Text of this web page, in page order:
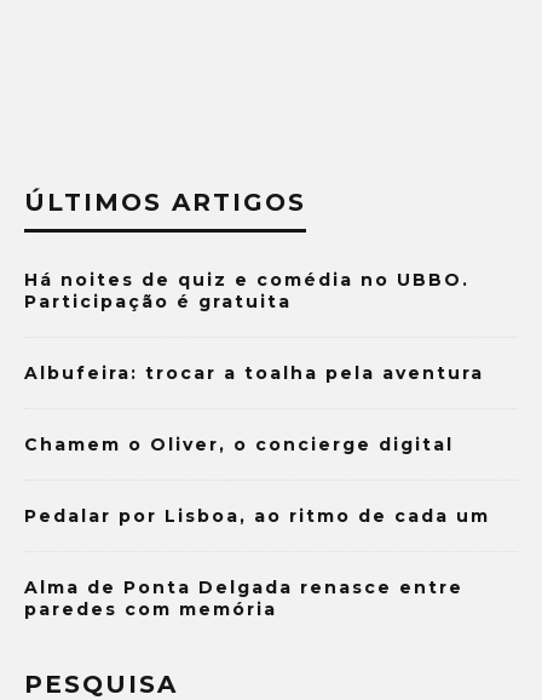
ÚLTIMOS ARTIGOS
Há noites de quiz e comédia no UBBO.
Participação é gratuita
Albufeira: trocar a toalha pela aventura
Chamem o Oliver, o concierge digital
Pedalar por Lisboa, ao ritmo de cada um
Alma de Ponta Delgada renasce entre
paredes com memória
PESQUISA